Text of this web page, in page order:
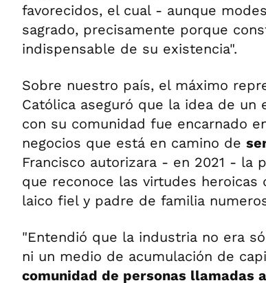
favorecidos, el cual - aunque
sagrado, precisamente porque
indispensable de su existencia".
Sobre nuestro país, el máximo
Católica aseguró que la idea de un
con su comunidad fue encarnado
negocios que está en camino de
Francisco autorizara - en 2021 - la
que reconoce las virtudes heroicas
laico fiel y padre de familia
"Entendió que la industria no era
ni un medio de acumulación de
comunidad de personas llamadas